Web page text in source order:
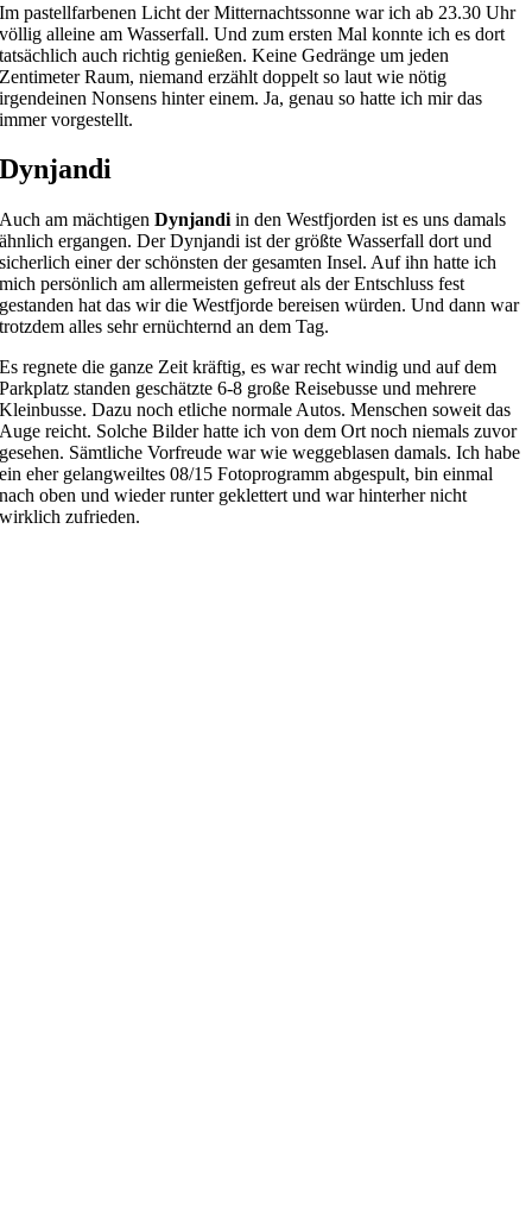
Im pastellfarbenen Licht der Mitternachtssonne war ich ab 23.30 Uhr
völlig alleine am Wasserfall. Und zum ersten Mal konnte ich es dort
tatsächlich auch richtig genießen. Keine Gedränge um jeden
Zentimeter Raum, niemand erzählt doppelt so laut wie nötig
irgendeinen Nonsens hinter einem. Ja, genau so hatte ich mir das
immer vorgestellt.
Dynjandi
Auch am mächtigenDynjandi in den Westfjorden ist es uns damals
ähnlich ergangen. Der Dynjandi ist der größte Wasserfall dort und
sicherlich einer der schönsten der gesamten Insel. Auf ihn hatte ich
mich persönlich am allermeisten gefreut als der Entschluss fest
gestanden hat das wir die Westfjorde bereisen würden. Und dann war
trotzdem alles sehr ernüchternd an dem Tag.
Es regnete die ganze Zeit kräftig, es war recht windig und auf dem
Parkplatz standen geschätzte 6-8 große Reisebusse und mehrere
Kleinbusse. Dazu noch etliche normale Autos. Menschen soweit das
Auge reicht. Solche Bilder hatte ich von dem Ort noch niemals zuvor
gesehen. Sämtliche Vorfreude war wie weggeblasen damals. Ich habe
ein eher gelangweiltes 08/15 Fotoprogramm abgespult, bin einmal
nach oben und wieder runter geklettert und war hinterher nicht
wirklich zufrieden.